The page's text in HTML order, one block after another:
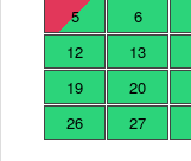
5
6
12
13
19
20
26
27